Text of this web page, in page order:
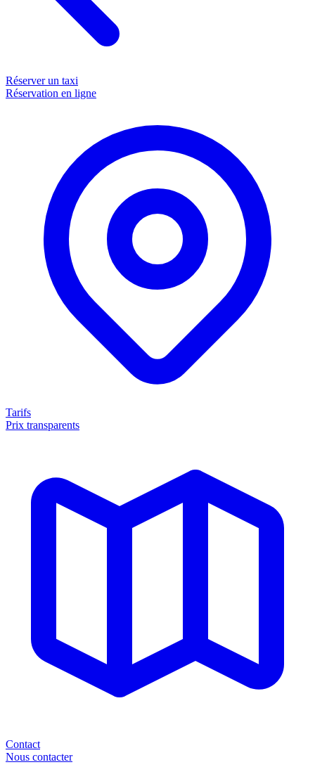
Réserver un taxi
Réservation en ligne
Tarifs
Prix transparents
Contact
Nous contacter